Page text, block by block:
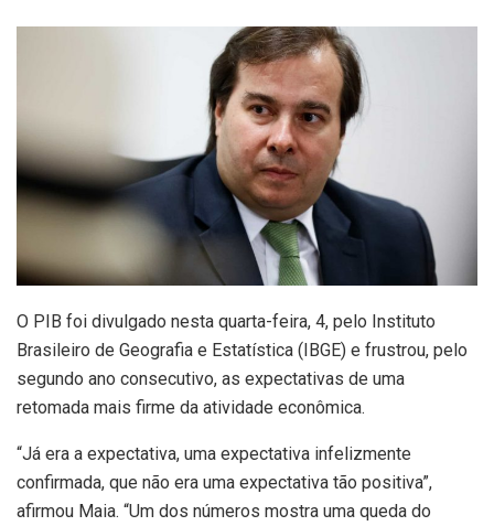
O PIB foi divulgado nesta quarta-feira, 4, pelo Instituto
Brasileiro de Geografia e Estatística (IBGE) e frustrou, pelo
segundo ano consecutivo, as expectativas de uma
retomada mais firme da atividade econômica.
“Já era a expectativa, uma expectativa infelizmente
confirmada, que não era uma expectativa tão positiva”,
afirmou Maia. “Um dos números mostra uma queda do